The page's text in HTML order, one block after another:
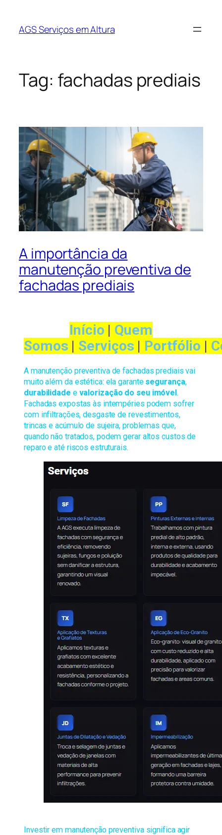
AGS Serviços em Altura
Tag: fachadas prediais
A importância da
manutenção preventiva de
fachadas prediais
Início | Quem
Somos | Serviços | Portfólio |
A manutenção preventiva de fachadas prediais vai
muito além da estética: ela garante segurança,
durabilidade e valorização do seu imóvel.
Fachadas expostas às intempéries podem sofrer
com infiltrações, desgaste de revestimentos,
trincas e acúmulo de sujeira, problemas que,
quando não tratados, podem gerar altos custos de
reparo e até riscos estruturais.
Investir em manutenção preventiva significa agir